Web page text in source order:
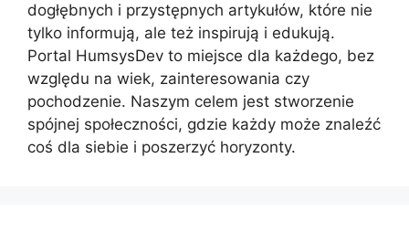
dogłębnych i przystępnych artykułów, które nie
tylko informują, ale też inspirują i edukują.
Portal HumsysDev to miejsce dla każdego, bez
względu na wiek, zainteresowania czy
pochodzenie. Naszym celem jest stworzenie
spójnej społeczności, gdzie każdy może znaleźć
coś dla siebie i poszerzyć horyzonty.